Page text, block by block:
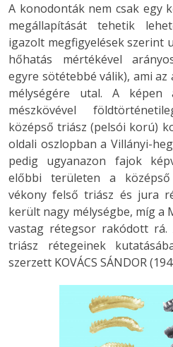
A konodonták nem csak egy
megállapítását tehetik
igazolt megfigyelések szerint
hőhatás mértékével
egyre sötétebbé válik), ami
mélységére utal. A képen
mészkövével
középső triász (pelsói korú)
oldali oszlopban a Villányi-
pedig ugyanazon fajok
előbbi területen a
vékony felső triász és jura
került nagy mélységbe, míg a
vastag rétegsor rakódott rá.
triász rétegeinek
szerzett KOVÁCS SÁNDOR